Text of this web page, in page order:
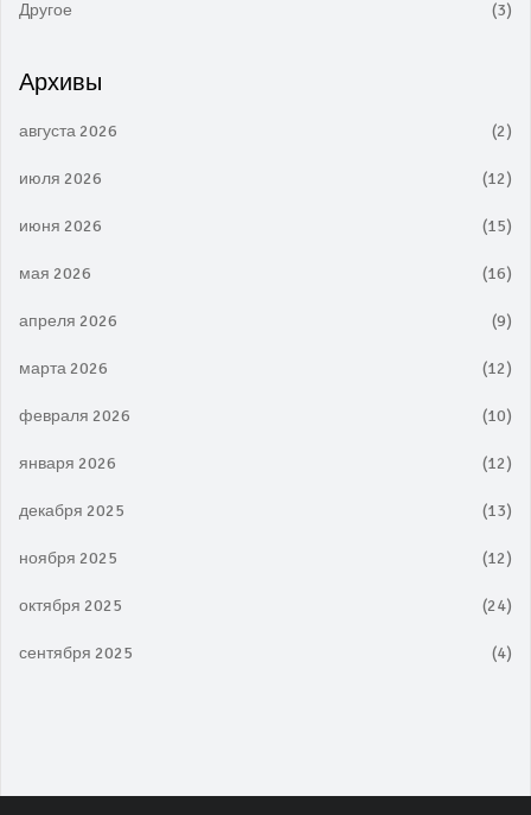
Другое (3)
Архивы
августа 2026 (2)
июля 2026 (12)
июня 2026 (15)
мая 2026 (16)
апреля 2026 (9)
марта 2026 (12)
февраля 2026 (10)
января 2026 (12)
декабря 2025 (13)
ноября 2025 (12)
октября 2025 (24)
сентября 2025 (4)